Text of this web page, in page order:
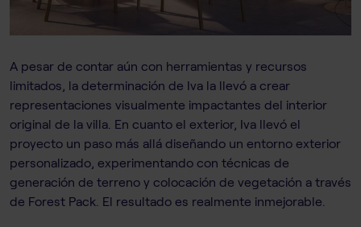
A pesar de contar aún con herramientas y recursos
limitados, la determinación de Iva la llevó a crear
representaciones visualmente impactantes del interior
original de la villa. En cuanto el exterior, Iva llevó el
proyecto un paso más allá diseñando un entorno exterior
personalizado, experimentando con técnicas de
generación de terreno y colocación de vegetación a través
de Forest Pack. El resultado es realmente inmejorable.